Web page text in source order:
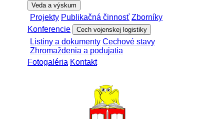
Veda a výskum
Projekty Publikačná činnosť Zborníky
Konferencie
Cech vojenskej logistiky
Listiny a dokumenty Cechové stavy
Zhromaždenia a podujatia
Fotogaléria Kontakt